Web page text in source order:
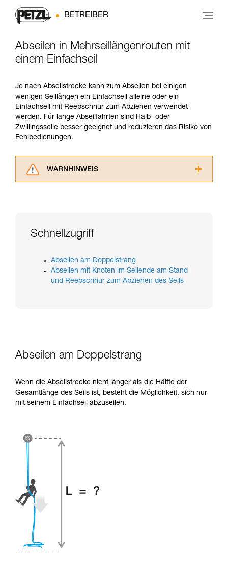
BETREIBER
Abseilen in Mehrseillängenrouten mit
einem Einfachseil
Je nach Abseilstrecke kann zum Abseilen bei einigen
wenigen Seillängen ein Einfachseil alleine oder ein
Einfachseil mit Reepschnur zum Abziehen verwendet
werden. Für lange Abseilfahrten sind Halb- oder
Zwillingsseile besser geeignet und reduzieren das Risiko von
Fehlbedienungen.
WARNHINWEIS
verstehen zu können, müssen Sie zuerst die in
der Gebrauchsanweisung enthaltenen
Die Beherrschung dieser Techniken setzt eine
entsprechende Ausbildung und ein spezielles
Training voraus. Prüfen Sie zusammen mit
beschrieben werden.
Schnellzugriff
Abseilen am Doppelstrang
Abseilen mit Knoten im Seilende am Stand
und Reepschnur zum Abziehen des Seils
Abseilen am Doppelstrang
Wenn die Abseilstrecke nicht länger als die Hälfte der
Gesamtlänge des Seils ist, besteht die Möglichkeit, sich nur
mit seinem Einfachseil abzuseilen.